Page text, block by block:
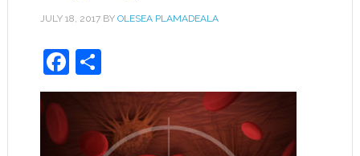
JULY 18, 2017BY OLESEA PLAMADEALA
Facebook
Share